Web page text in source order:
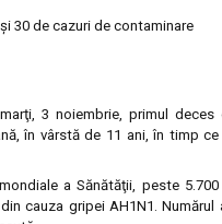
30 de cazuri de contaminare
3 noiembrie, primul deces
în vârstă de 11 ani, în timp ce
a Sănătăţii, peste
cauza gripei AH1N1. Numărul